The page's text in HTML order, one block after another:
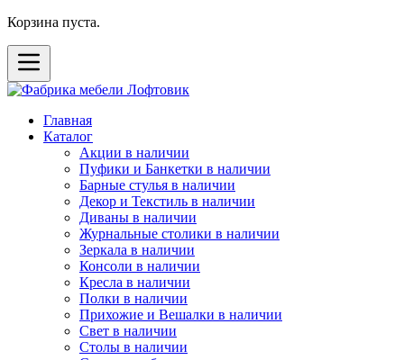
Корзина пуста.
Главная
Каталог
Акции в наличии
Пуфики и Банкетки в наличии
Барные стулья в наличии
Декор и Текстиль в наличии
Диваны в наличии
Журнальные столики в наличии
Зеркала в наличии
Консоли в наличии
Кресла в наличии
Полки в наличии
Прихожие и Вешалки в наличии
Свет в наличии
Столы в наличии